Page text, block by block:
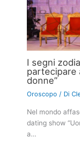
I segni
partecipare
donne”
Oroscopo / Di
Nel mondo
dating show
a…